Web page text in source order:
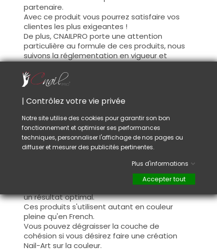
partenaire.
Avec ce produit vous pourrez satisfaire vos
clientes les plus exigeantes !
De plus, CNAILPRO porte une attention
particulière au formule de ces produits, nous
suivons la réglementation en vigueur et
garantissons la conformité de nos produits.
Ceci pour garantir une sécurité d'utilisation
optimale.
Cette couleur s'applique avec son pinceau, de
manière fine, sur la base (il n'est pas
nécessaire de dégraisser la couche de
cohésion) ou sur la construction après limage.
Ce produit s'applique en deux couches,
fermez le bord libre à la première couche et
appliquez la deuxième couche pour garantir
un résultat optimal.
Ces produits s'utilisent autant en couleur
pleine qu'en French.
Vous pouvez dégraisser la couche de
cohésion si vous désirez faire une création
Nail-Art sur la couleur.
| Contrôlez votre vie privée
Notre site utilise des cookies pour garantir son bon
fonctionnement et optimiser ses performances
techniques, personnaliser l'affichage de nos pages ou
diffuser et mesurer des publicités pertinentes.
Plus d'informations
Accepter tout